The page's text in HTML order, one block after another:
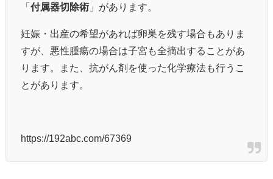
「 付属器切除術 」があります。
妊娠・出産の希望があれば卵巣を残す場合もありま
すが、悪性腫瘍の場合は子宮も全摘出することがあ
ります。また、抗がん剤を使った化学療法も行うこ
とがあります。
https://192abc.com/67369